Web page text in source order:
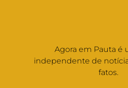
Agora em Pauta é
independente de
fatos.